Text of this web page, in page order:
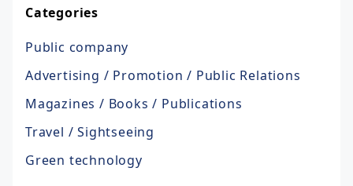
Categories
Public company
Advertising / Promotion / Public Relations
Magazines / Books / Publications
Travel / Sightseeing
Green technology